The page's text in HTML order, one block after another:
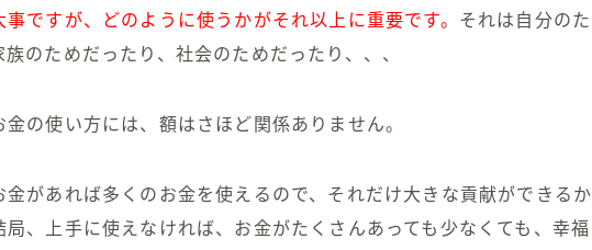
ですが、どのように使うかがそれ以上に重要です。 それは自分のた
のためだったり、社会のためだったり、、、
の使い方には、額はさほど関係ありません。
金があれば多くのお金を使えるので、それだけ大きな貢献ができるか
、
上手に使えなければ、お金がたくさんあっても少なくても、幸福